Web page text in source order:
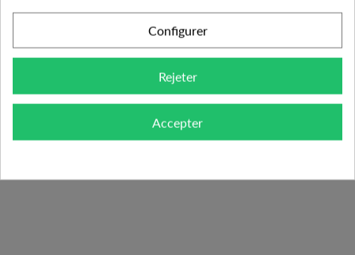
Buse série U - 12F
360° - RAIN BIRD
4.00 €
Ajouter au panier
Configurer
Rejeter
Accepter